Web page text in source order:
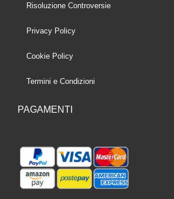
Risoluzione Controversie
Privacy Policy
Cookie Policy
Termini e Condizioni
PAGAMENTI